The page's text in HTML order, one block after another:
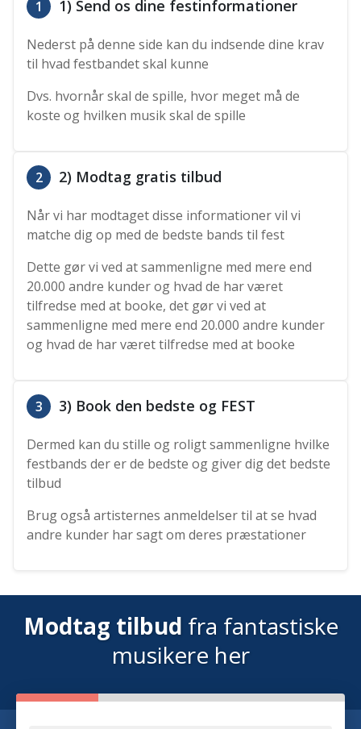
1 1) Send os dine festinformationer
Nederst på denne side kan du indsende dine krav
til hvad festbandet skal kunne
Dvs. hvornår skal de spille, hvor meget må de
koste og hvilken musik skal de spille
2 2) Modtag gratis tilbud
Når vi har modtaget disse informationer vil vi
matche dig op med de bedste bands til fest
Dette gør vi ved at sammenligne med mere end
20.000 andre kunder og hvad de har været
tilfredse med at booke, det gør vi ved at
sammenligne med mere end 20.000 andre kunder
og hvad de har været tilfredse med at booke
3 3) Book den bedste og FEST
Dermed kan du stille og roligt sammenligne hvilke
festbands der er de bedste og giver dig det bedste
tilbud
Brug også artisternes anmeldelser til at se hvad
andre kunder har sagt om deres præstationer
Modtag tilbud fra fantastiske
musikere her